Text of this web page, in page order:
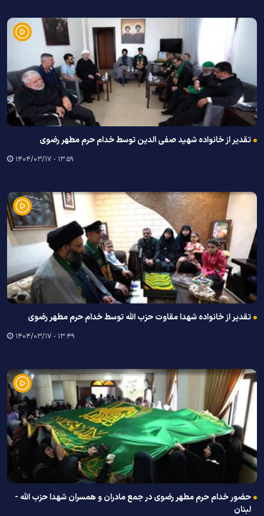
تقدیر از خانواده شهید صفی الدین توسط خدام حرم مطهر رضوی
۱۳:۵۹ - ۱۴۰۴/۰۳/۱۷
تقدیر از خانواده شهدا مقاوت حزب الله توسط خدام حرم مطهر رضوی
۱۳:۴۹ - ۱۴۰۴/۰۳/۱۷
حضور خدام حرم مطهر رضوی در جمع مادران و همسران شهدا حزب الله -
لبنان